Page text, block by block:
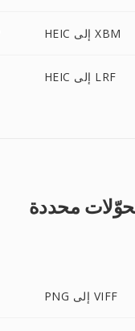
HEIC إلى XBM
HEIC إلى LRF
محددة
PNG إلى VIFF